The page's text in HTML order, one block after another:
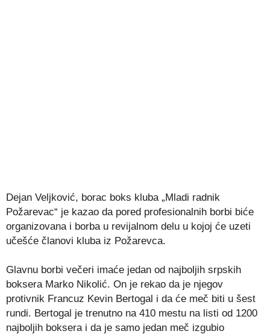
Dejan Veljković, borac boks kluba „Mladi radnik
Požarevac“ je kazao da pored profesionalnih borbi biće
organizovana i borba u revijalnom delu u kojoj će uzeti
učešće članovi kluba iz Požarevca.
Glavnu borbi večeri imaće jedan od najboljih srpskih
boksera Marko Nikolić. On je rekao da je njegov
protivnik Francuz Kevin Bertogal i da će meč biti u šest
rundi. Bertogal je trenutno na 410 mestu na listi od 1200
najboljih boksera i da je samo jedan meč izgubio